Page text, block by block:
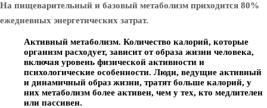
На пищеварительный и базовый метаболизм приходится 80%
ежедневных энергетических затрат.
Активный метаболизм. Количество калорий, которые
организм расходует, зависит от образа жизни человека,
включая уровень физической активности и
психологические особенности. Люди, ведущие активный
и динамичный образ жизни, тратят больше калорий, у
них метаболизм более активен, чем у тех, кто медлителен
или пассивен.